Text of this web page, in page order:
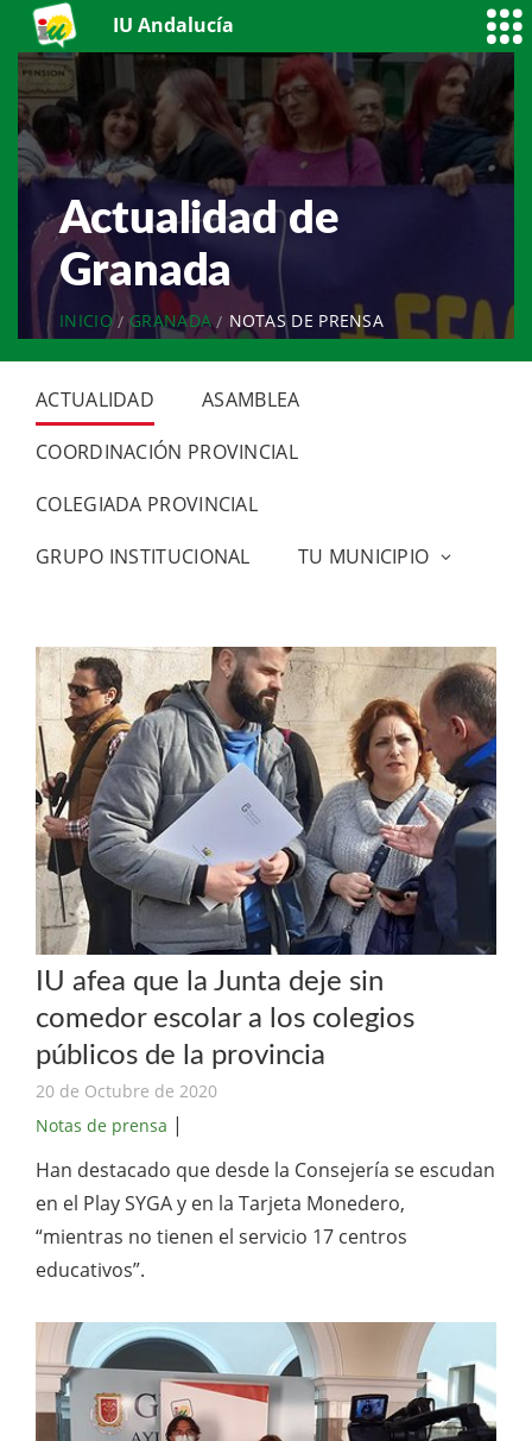
IU Andalucía
Actualidad de
Granada
INICIO GRANADA NOTAS DE PRENSA
ACTUALIDAD
ASAMBLEA
COORDINACIÓN PROVINCIAL
COLEGIADA PROVINCIAL
GRUPO INSTITUCIONAL
TU MUNICIPIO
IU afea que la Junta deje sin
comedor escolar a los colegios
públicos de la provincia
20 de Octubre de 2020
Notas de prensa |
Han destacado que desde la Consejería se escudan
en el Play SYGA y en la Tarjeta Monedero,
“mientras no tienen el servicio 17 centros
educativos”.